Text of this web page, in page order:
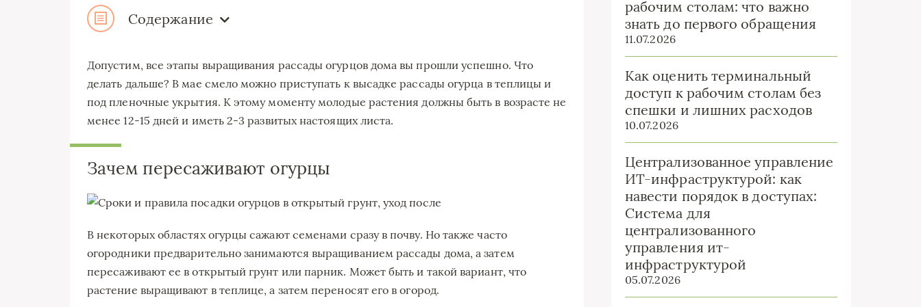
Содержание
Допустим, все этапы выращивания рассады огурцов дома вы прошли успешно. Что
делать дальше? В мае смело можно приступать к высадке рассады огурца в теплицы и
под пленочные укрытия. К этому моменту молодые растения должны быть в возрасте не
менее 12-15 дней и иметь 2-3 развитых настоящих листа.
Зачем пересаживают огурцы
В некоторых областях огурцы сажают семенами сразу в почву. Но также часто
огородники предварительно занимаются выращиванием рассады дома, а затем
пересаживают ее в открытый грунт или парник. Может быть и такой вариант, что
растение выращивают в теплице, а затем переносят его в огород.
рабочим столам: что важно
знать до первого обращения
11.07.2026
Как оценить терминальный
доступ к рабочим столам без
спешки и лишних расходов
10.07.2026
Централизованное управление
ИТ-инфраструктурой: как
навести порядок в доступах:
Система для
централизованного
управления ит-
инфраструктурой
05.07.2026